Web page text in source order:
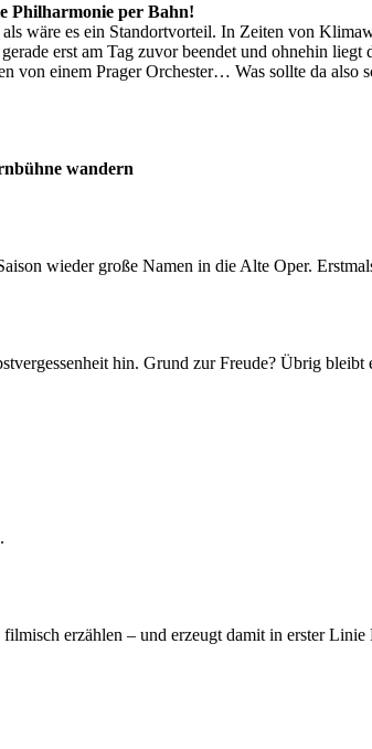
Philharmonie per Bahn!
wäre es ein Standortvorteil. In Zeiten von
erst am Tag zuvor beendet und ohnehin
von einem Prager Orchester… Was sollte da also
wandern
wieder große Namen in die Alte Oper.
hin. Grund zur Freude? Übrig
erzählen – und erzeugt damit in erster